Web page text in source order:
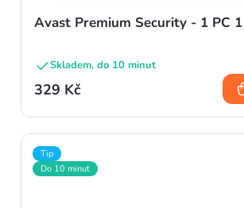
Avast Premium Security - 1 PC
Skladem, do 10 minut
329 Kč
Tip
Do 10 minut